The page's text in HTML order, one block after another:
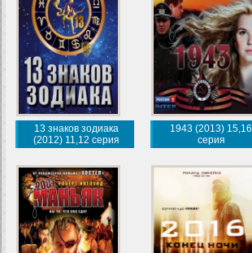
13 знаков зодиака
(2012) 11,12 серия
1943 (2013) 15,16
серия